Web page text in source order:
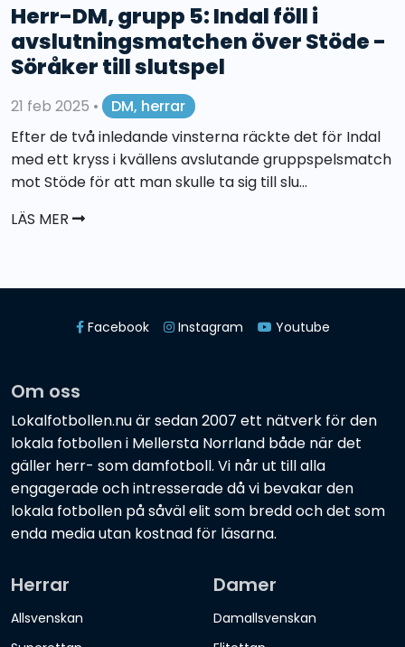
Herr-DM, grupp 5: Indal föll i
avslutningsmatchen över Stöde -
Söråker till slutspel
21 feb 2025 •
DM, herrar
Efter de två inledande vinsterna räckte det för Indal
med ett kryss i kvällens avslutande gruppspelsmatch
mot Stöde för att man skulle ta sig till slu...
LÄS MER
Facebook Instagram Youtube
Om oss
Lokalfotbollen.nu är sedan 2007 ett nätverk för den
lokala fotbollen i Mellersta Norrland både när det
gäller herr- som damfotboll. Vi når ut till alla
engagerade och intresserade då vi bevakar den
lokala fotbollen på såväl elit som bredd och det som
enda media utan kostnad för läsarna.
Herrar
Allsvenskan
Damer
Damallsvenskan